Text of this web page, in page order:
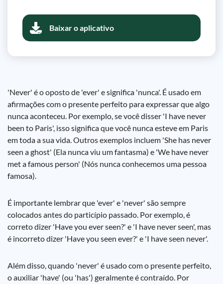
Baixar o aplicativo
'Never' é o oposto de 'ever' e significa 'nunca'. É usado em
afirmações com o presente perfeito para expressar que algo
nunca aconteceu. Por exemplo, se você disser 'I have never
been to Paris', isso significa que você nunca esteve em Paris
em toda a sua vida. Outros exemplos incluem 'She has never
seen a ghost' (Ela nunca viu um fantasma) e 'We have never
met a famous person' (Nós nunca conhecemos uma pessoa
famosa).
É importante lembrar que 'ever' e 'never' são sempre
colocados antes do particípio passado. Por exemplo, é
correto dizer 'Have you ever seen?' e 'I have never seen', mas
é incorreto dizer 'Have you seen ever?' e 'I have seen never'.
Além disso, quando 'never' é usado com o presente perfeito,
o auxiliar 'have' (ou 'has') geralmente é contraído. Por